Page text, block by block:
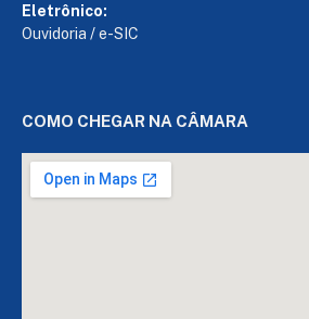
Eletrônico:
Ouvidoria /e-SIC
COMO CHEGAR NA CÂMARA